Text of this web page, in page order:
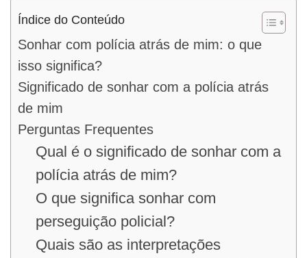
Índice do Conteúdo
Sonhar com polícia atrás de mim: o que
isso significa?
Significado de sonhar com a polícia atrás
de mim
Perguntas Frequentes
Qual é o significado de sonhar com a
polícia atrás de mim?
O que significa sonhar com
perseguição policial?
Quais são as interpretações